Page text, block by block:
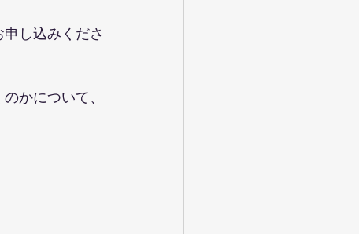
し込みくださ
かについて、